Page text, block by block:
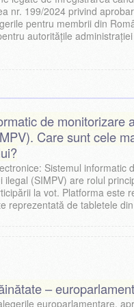
nr. 199/2024 privind
pentru membrii din
autorităţile
de monitorizare
Care sunt cele
Sistemul informatic
(SIMPV) are rolul
la vot. Platforma este
reprezentată de tabletele
–
europarlamentare,